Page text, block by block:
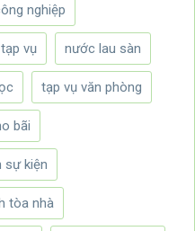
nghiệp
vụ nước lau sàn
tạp vụ văn phòng
bãi
sự kiện
tòa nhà